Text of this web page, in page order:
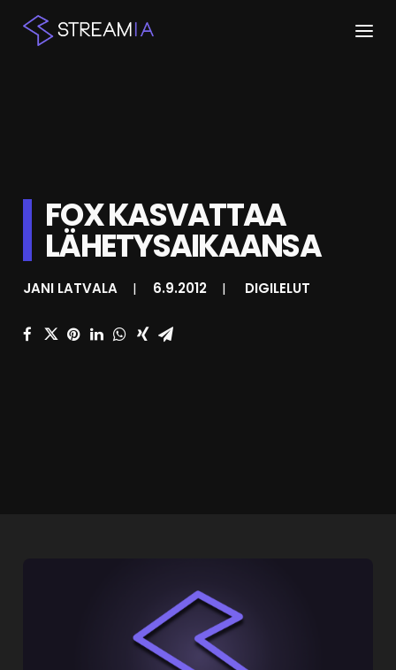
KESKUSTELU
SHOP
HAKU
FOX KASVATTAA
LÄHETYSAIKAANSA
JANI LATVALA | 6.9.2012 | DIGILELUT